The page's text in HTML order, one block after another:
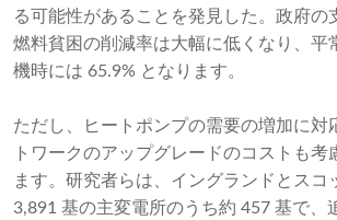
る可能性があることを発見した。政府の
燃料貧困の削減率は大幅に低くなり、平
機時には 65.9% となります。
ただし、ヒートポンプの需要の増加に対
トワークのアップグレードのコストも考
ます。研究者らは、イングランドとスコ
3,891 基の主変電所のうち約 457 基で、